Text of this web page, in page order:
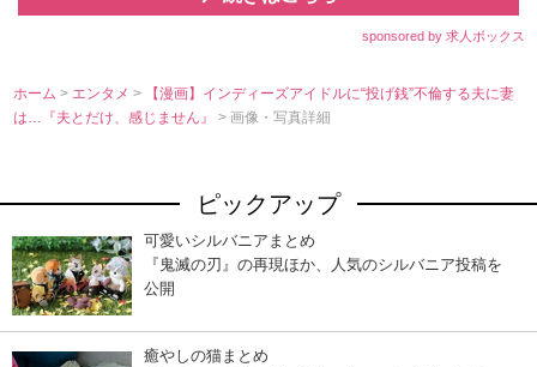
sponsored by 求人ボックス
ホーム > エンタメ>
【漫画】インディーズアイドルに“投げ銭”不倫する夫に妻
は…『夫とだけ、感じません』> 画像・写真詳細
ピックアップ
可愛いシルバニアまとめ
『鬼滅の刃』の再現ほか、人気のシルバニア投稿を
公開
癒やしの猫まとめ